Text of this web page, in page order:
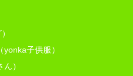
子供服）
）